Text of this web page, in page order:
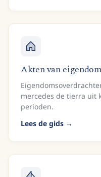
Akten van
mercedes de tierra uit
perioden.
Lees de gids